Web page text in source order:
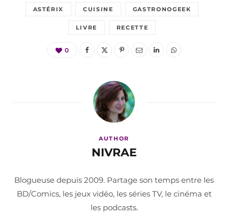
ASTÉRIX CUISINE GASTRONOGEEK
LIVRE RECETTE
0
AUTHOR
NIVRAE
Blogueuse depuis 2009. Partage son temps entre les
BD/Comics, les jeux vidéo, les séries TV, le cinéma et
les podcasts.